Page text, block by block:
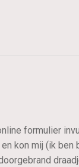
formulier
kon mij (ik